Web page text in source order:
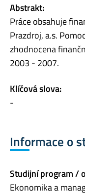
Abstrakt:
Práce obsahuje
Prazdroj, a.s.
zhodnocena
2003 - 2007.
Klíčová slova:
-
Informace o
Studijní program /
Ekonomika a